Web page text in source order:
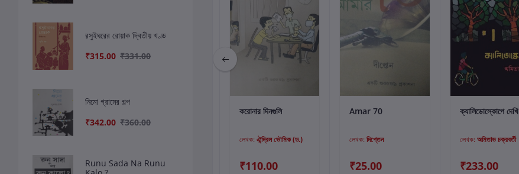
রসুইঘরের রোয়াক দ্বিতীয় খণ্ড
₹315.00 ₹331.00
নিমো গ্রামের গল্প
₹342.00 ₹360.00
Runu Sada Na Runu
কার্টে যোগ করুন
অন্ত্যেষ্টিশিল্প
লেখক:সুদীপ্ত পাল
₹225.00
ETOKATA
₹90.00
কার্টে যোগ করুন
করোনার দিনগুলি
লেখক: ঐন্দ্রিল ভৌমিক (ড.)
₹110.00
কার্টে যোগ করুন
Amar 70
লেখক: দিপ্তেন
₹25.00
কার্টে যোগ করুন
ক্যালিডোস্কোপে দেখি
লেখক: অমিতাভ চক্রবর্তী
₹233.00